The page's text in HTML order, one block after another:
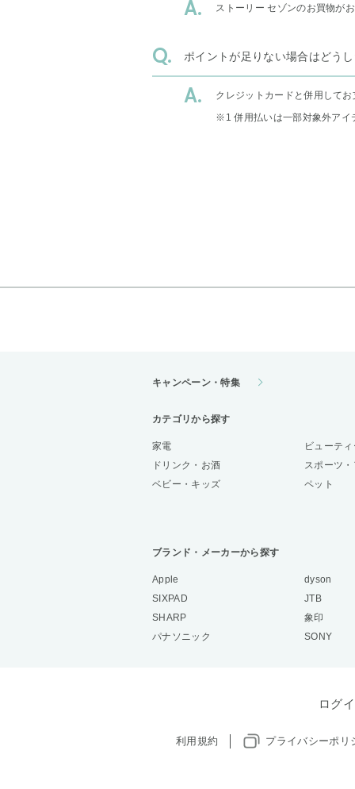
ストーリー セゾンのお買物が
ポイントが足りない場合はどう
クレジットカードと併用してお
※1 併用払いは一部対象外アイ
キャンペーン・特集
カテゴリから探す
家電 ビューテ
ドリンク・お酒
スポーツ
ベビー・キッズ
ペット
ブランド・メーカーから探す
Apple dyson
SIXPAD
JTB
SHARP
象印
パナソニック
SONY
ログ
利用規約 プライバシーポリ